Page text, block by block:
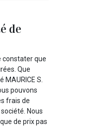
de
constater que
Que
S.
pouvons
frais de
Nous
de prix pas